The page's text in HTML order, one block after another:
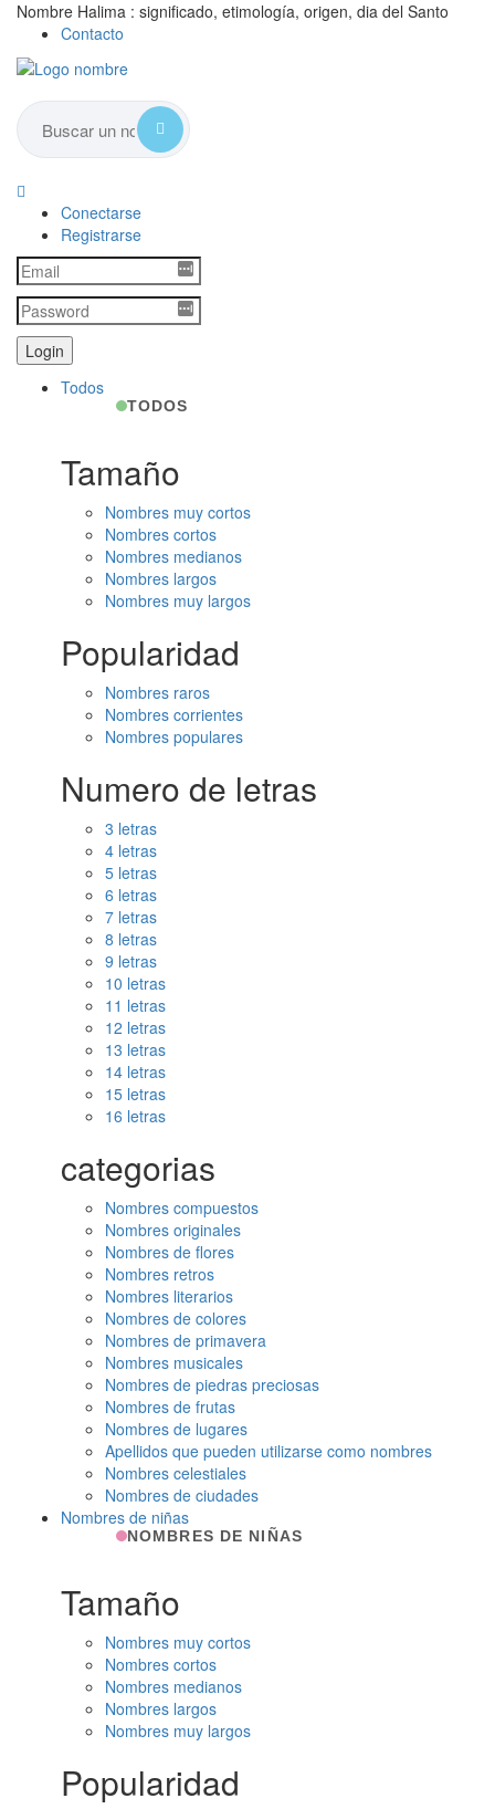
Nombre Halima : significado, etimología, origen, dia del Santo
Contacto
Conectarse
Registrarse
Todos
TODOS
Tamaño
Nombres muy cortos
Nombres cortos
Nombres medianos
Nombres largos
Nombres muy largos
Popularidad
Nombres raros
Nombres corrientes
Nombres populares
Numero de letras
3 letras
4 letras
5 letras
6 letras
7 letras
8 letras
9 letras
10 letras
11 letras
12 letras
13 letras
14 letras
15 letras
16 letras
categorias
Nombres compuestos
Nombres originales
Nombres de flores
Nombres retros
Nombres literarios
Nombres de colores
Nombres de primavera
Nombres musicales
Nombres de piedras preciosas
Nombres de frutas
Nombres de lugares
Apellidos que pueden utilizarse como nombres
Nombres celestiales
Nombres de ciudades
Nombres de niñas
NOMBRES DE NIÑAS
Tamaño
Nombres muy cortos
Nombres cortos
Nombres medianos
Nombres largos
Nombres muy largos
Popularidad